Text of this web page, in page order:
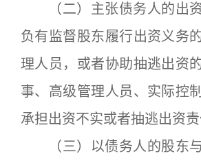
（二）主张债务人的出资
负有监督股东履行出资义务
理人员，或者协助抽逃出资
事、高级管理人员、实际控
承担出资不实或者抽逃出资责
（三）以债务人的股东与